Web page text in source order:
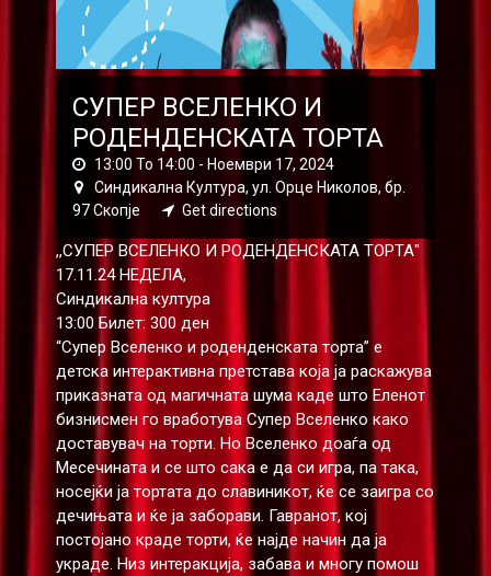
СУПЕР ВСЕЛЕНКО И
РОДЕНДЕНСКАТА ТОРТА
13:00 To 14:00 - Ноември 17, 2024
Синдикална Култура, ул. Орце Николов, бр.
97 Скопје
Get directions
,,СУПЕР ВСЕЛЕНКО И РОДЕНДЕНСКАТА ТОРТА"
17.11.24 НЕДЕЛА,
Синдикална култура
13:00 Билет: 300 ден
“Супер Вселенко и роденденската торта” е
детска интерактивна претстава која ја раскажува
приказната од магичната шума каде што Еленот
бизнисмен го вработува Супер Вселенко како
доставувач на торти. Но Вселенко доаѓа од
Месечината и се што сака е да си игра, па така,
носејќи ја тортата до славиникот, ќе се заигра со
дечињата и ќе ја заборави. Гавранот, кој
постојано краде торти, ќе најде начин да ја
украде. Низ интеракција, забава и многу помош